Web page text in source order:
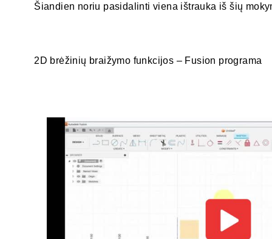
Šiandien noriu pasidalinti viena ištrauka iš šių
2D brėžinių braižymo funkcijos – Fusion programa